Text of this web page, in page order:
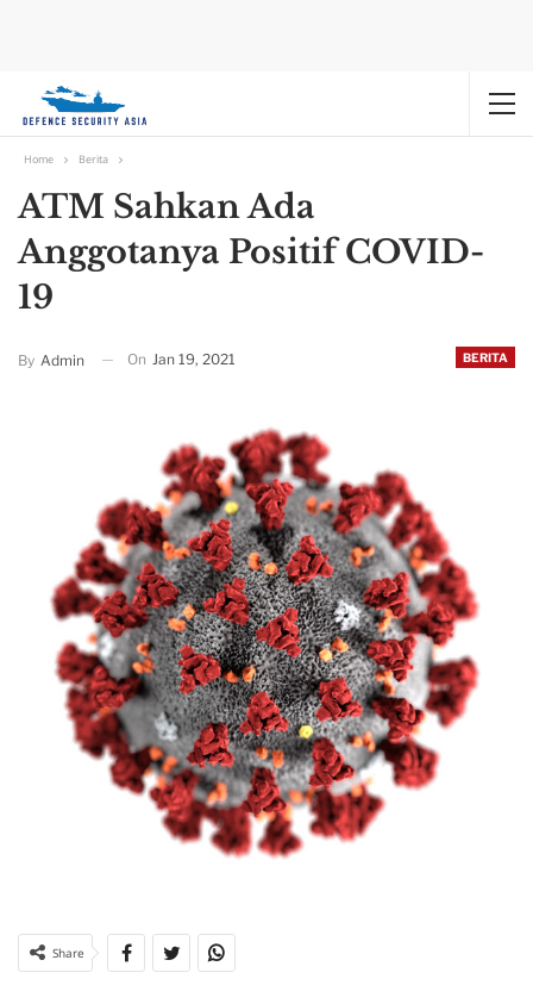
Home Berita
ATM Sahkan Ada
Anggotanya Positif COVID-
19
BERITA
By Admin On Jan 19, 2021
Share